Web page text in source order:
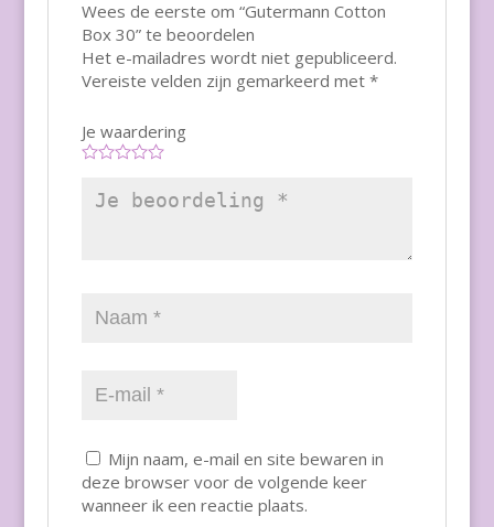
Wees de eerste om “Gutermann Cotton
Box 30” te beoordelen
Het e-mailadres wordt niet gepubliceerd.
Vereiste velden zijn gemarkeerd met *
Je waardering
Mijn naam, e-mail en site bewaren in
deze browser voor de volgende keer
wanneer ik een reactie plaats.